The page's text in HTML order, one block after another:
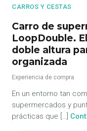
CARROS Y CESTAS
Carro de
LoopDouble.
doble altura
organizada
Experiencia de compra
En un entorno tan
supermercados y
prácticas que […]